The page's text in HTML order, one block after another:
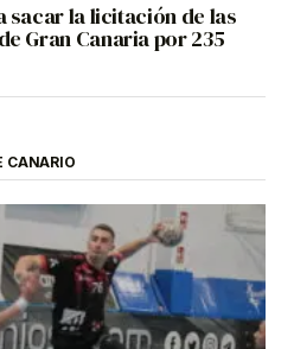
sacar la licitación de las
Gran Canaria por 235
CANARIO